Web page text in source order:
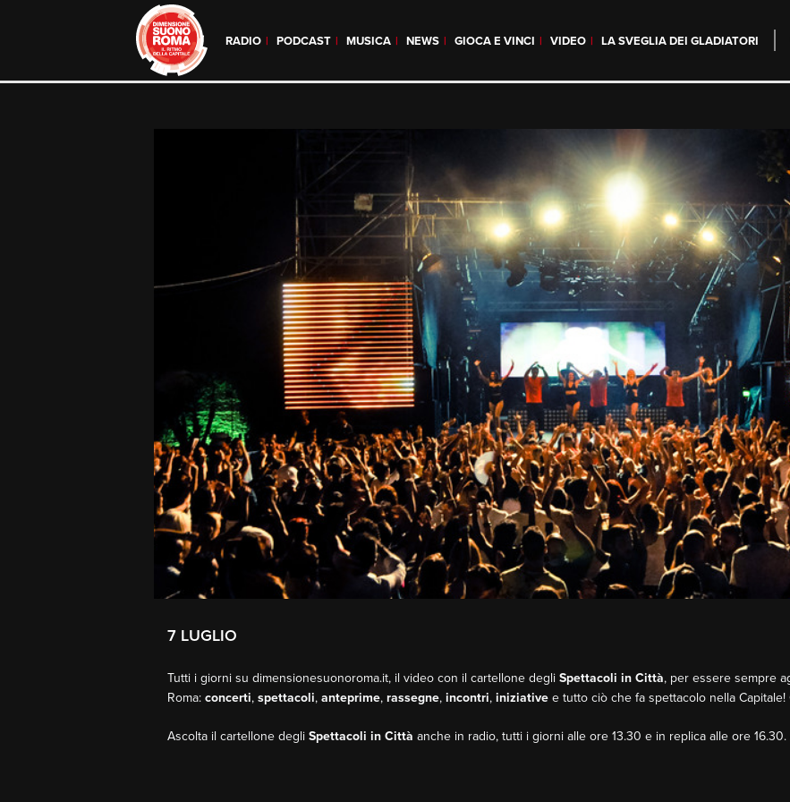
RADIO PODCAST MUSICA NEWS GIOCA E VINCI VIDEO LA SVEGLIA DEI GLADIATORI
7 LUGLIO
Tutti i giorni su dimensionesuonoroma.it, il video con il cartellone degli Spettacoli in Città, per essere sempre
Roma: concerti, spettacoli, anteprime, rassegne, incontri, iniziative e tutto ciò che fa spettacolo nella
Ascolta il cartellone degli Spettacoli in Città anche in radio, tutti i giorni alle ore 13.30 e in replica alle ore 16.30.